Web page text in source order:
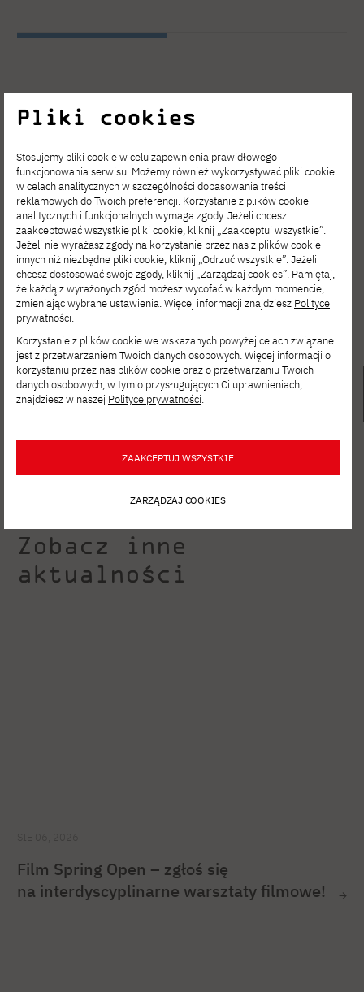
Zobacz inne
aktualności
Film Spring Open – zgłoś się
na interdyscyplinarne warsztaty filmowe!
Pliki cookies
Stosujemy pliki cookie w celu zapewnienia prawidłowego
funkcjonowania serwisu. Możemy również wykorzystywać pliki cookie
w celach analitycznych w szczególności dopasowania treści
reklamowych do Twoich preferencji. Korzystanie z plików cookie
analitycznych i funkcjonalnych wymaga zgody. Jeżeli chcesz
zaakceptować wszystkie pliki cookie, kliknij „Zaakceptuj wszystkie”.
Jeżeli nie wyrażasz zgody na korzystanie przez nas z plików cookie
innych niż niezbędne pliki cookie, kliknij „Odrzuć wszystkie”. Jeżeli
chcesz dostosować swoje zgody, kliknij „Zarządzaj cookies”. Pamiętaj,
że każdą z wyrażonych zgód możesz wycofać w każdym momencie,
zmieniając wybrane ustawienia. Więcej informacji znajdziesz Polityce
prywatności.
Korzystanie z plików cookie we wskazanych powyżej celach związane
jest z przetwarzaniem Twoich danych osobowych. Więcej informacji o
korzystaniu przez nas plików cookie oraz o przetwarzaniu Twoich
danych osobowych, w tym o przysługujących Ci uprawnieniach,
znajdziesz w naszej Polityce prywatności.
ZAAKCEPTUJ WSZYSTKIE
ZARZĄDZAJ COOKIES